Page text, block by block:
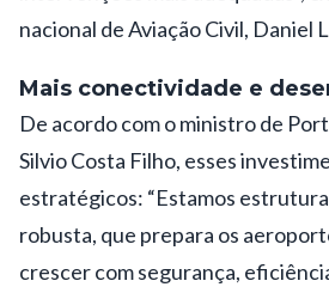
nacional de Aviação Civil, Daniel
Mais conectividade e
De acordo com o ministro de
Silvio Costa Filho, esses
estratégicos: “Estamos
robusta, que prepara os
crescer com segurança,